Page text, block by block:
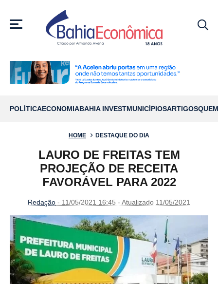
MENU
POLÍTICAECONOMIABAHIA INVESTMUNICÍPIOSARTIGOS
HOME DESTAQUE DO DIA
LAURO DE FREITAS TEM
PROJEÇÃO DE RECEITA
FAVORÁVEL PARA 2022
Redação - 11/05/2021 16:45 - Atualizado 11/05/2021